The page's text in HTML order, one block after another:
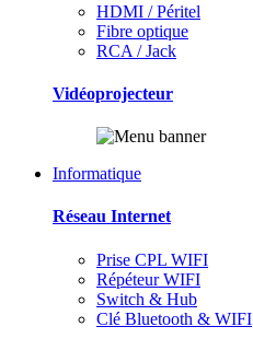
HDMI / Péritel
Fibre optique
RCA / Jack
Vidéoprojecteur
Informatique
Réseau Internet
Prise CPL WIFI
Répéteur WIFI
Switch & Hub
Clé Bluetooth & WIFI